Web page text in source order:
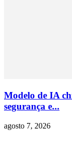
Modelo de IA
segurança e...
agosto 7, 2026